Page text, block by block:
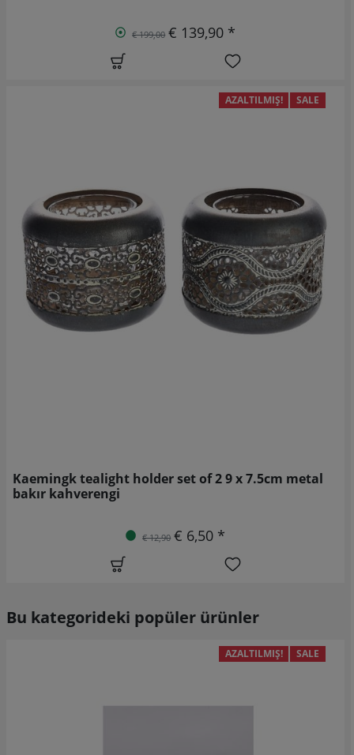
€ 199,00 € 139,90 *
AZALTILMIŞ! SALE
Kaemingk tealight holder set of 2 9 x 7.5cm metal
bakır kahverengi
€ 12,90 € 6,50 *
Bu kategorideki popüler ürünler
AZALTILMIŞ! SALE